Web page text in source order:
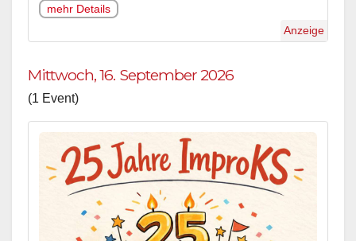
mehr Details
Anzeige
Mittwoch, 16. September 2026
(1 Event)